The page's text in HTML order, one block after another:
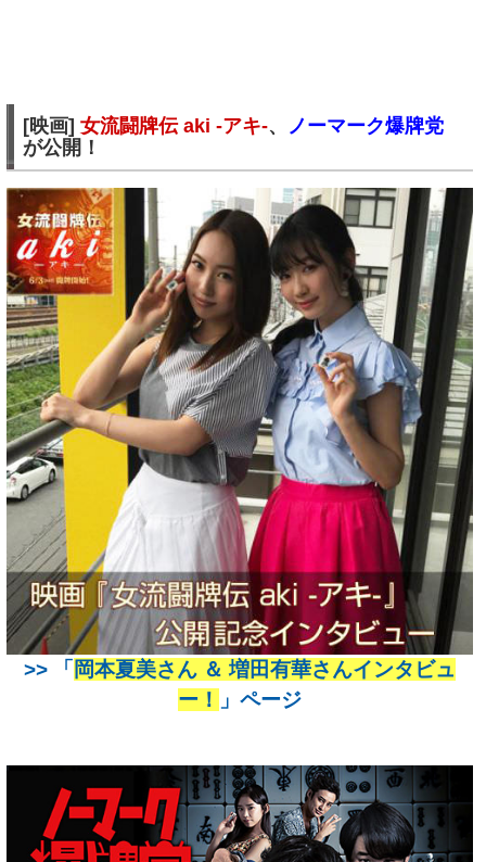
[映画] 女流闘牌伝 aki -アキ-、 ノーマーク爆牌党
が公開！
>> 「 岡本夏美さん ＆ 増田有華さんインタビュ
ー！
」ページ